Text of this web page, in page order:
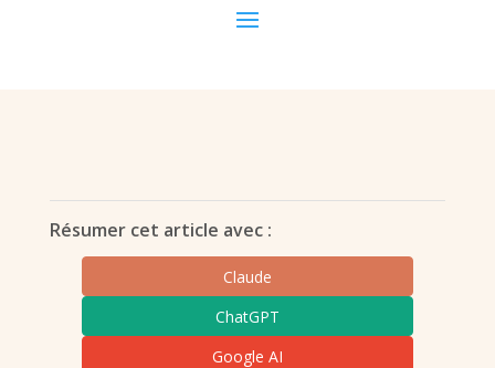
Résumer cet article avec :
Claude
ChatGPT
Google AI